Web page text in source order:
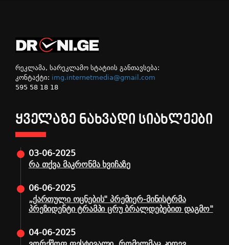
რეკლამა, სარეკლამო სტატიის განთავსება:
კონტაქტი: img.internetmedia@gmail.com
595 58 18 18
ᲧᲕᲔᲚᲐᲖᲔ ᲜᲐᲮᲕᲐᲓᲘ ᲡᲘᲐᲮᲚᲔᲔᲑᲘ
03-06-2025
რა თქვა მაკრონმა ხვიჩაზე
06-06-2025
„ქართული ოცნების" პრემიერ-მინისტრმა
პრეზიდენტი ტრამპი ცრუ ბრალდებებით დაგმო"
04-06-2025